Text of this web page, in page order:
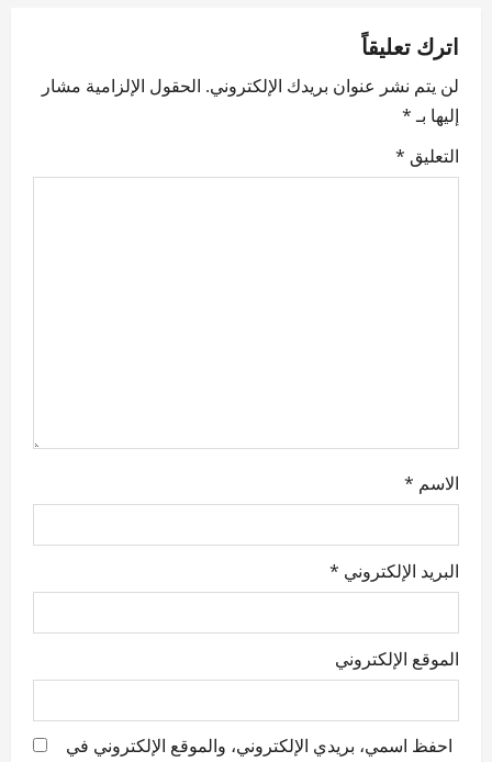
i
g
a
اترك تعليقاً
لن يتم نشر عنوان بريدك الإلكتروني. الحقول الإلزامية مشار
إليها بـ*
التعليق *
الاسم *
البريد الإلكتروني *
الموقع الإلكتروني
احفظ اسمي، بريدي الإلكتروني، والموقع الإلكتروني في